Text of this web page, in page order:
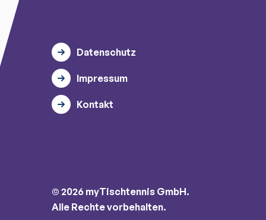
Datenschutz
Impressum
Kontakt
© 2026 myTischtennis GmbH.
Alle Rechte vorbehalten.